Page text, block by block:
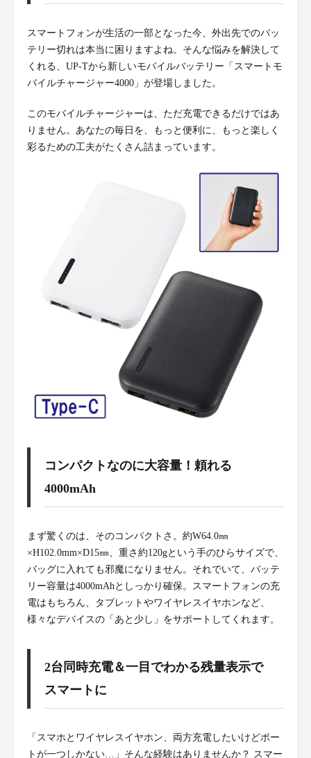
スマートフォンが生活の一部となった今、外出先でのバッ
テリー切れは本当に困りますよね。そんな悩みを解決して
くれる、UP-Tから新しいモバイルバッテリー「スマートモ
バイルチャージャー4000」が登場しました。
このモバイルチャージャーは、ただ充電できるだけではあ
りません。あなたの毎日を、もっと便利に、もっと楽しく
彩るための工夫がたくさん詰まっています。
コンパクトなのに大容量！頼れる
4000mAh
まず驚くのは、そのコンパクトさ。約W64.0㎜
×H102.0mm×D15㎜、重さ約120gという手のひらサイズで、
バッグに入れても邪魔になりません。それでいて、バッテ
リー容量は4000mAhとしっかり確保。スマートフォンの充
電はもちろん、タブレットやワイヤレスイヤホンなど、
様々なデバイスの「あと少し」をサポートしてくれます。
2台同時充電＆一目でわかる残量表示で
スマートに
「スマホとワイヤレスイヤホン、両方充電したいけどポー
トが一つしかない…」そんな経験はありませんか？ スマー